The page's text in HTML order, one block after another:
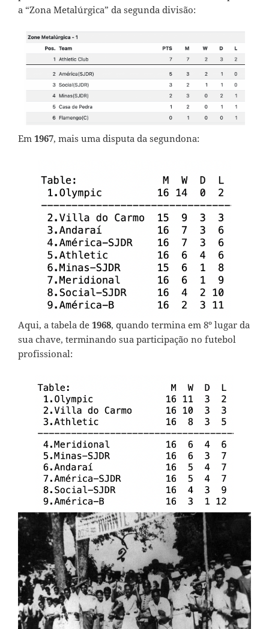
a “Zona Metalúrgica” da segunda divisão:
Em 1967, mais uma disputa da segundona:
Aqui, a tabela de 1968, quando termina em 8º lugar da
sua chave, terminando sua participação no futebol
profissional: